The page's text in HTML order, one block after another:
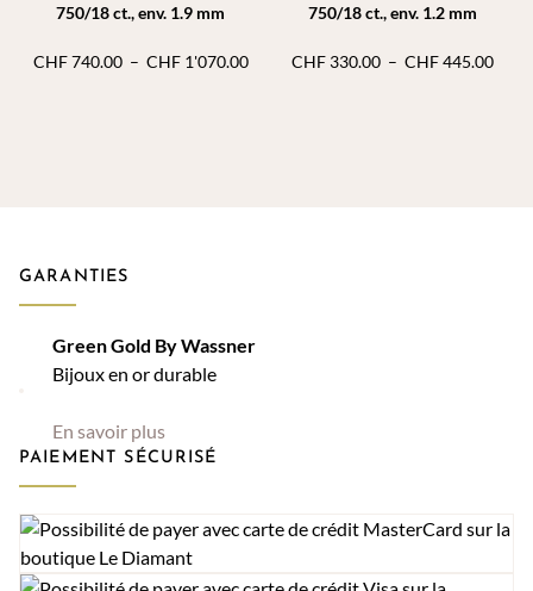
750/18 ct., env. 1.9 mm
CHF740.00 – CHF1'070.00Plage
750/18 ct., env. 1.2 mm
CHF 330.00 – CHF445.00Plage
GARANTIES
Green Gold By Wassner
Bijoux en or durable
En savoir plus
PAIEMENT SÉCURISÉ